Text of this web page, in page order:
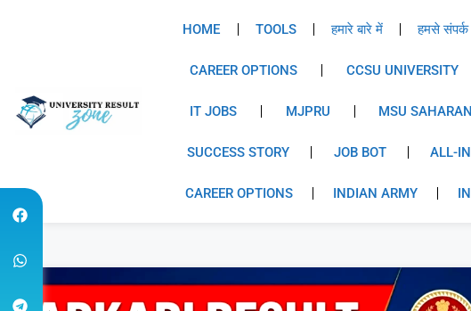
HOME TOOLS हमारे बारे में हमसे
CAREER OPTIONS CCSU UNIVERSITY
IT JOBS MJPRU MSU
SUCCESS STORY JOB BOT ALL-
CAREER OPTIONS INDIAN ARMY